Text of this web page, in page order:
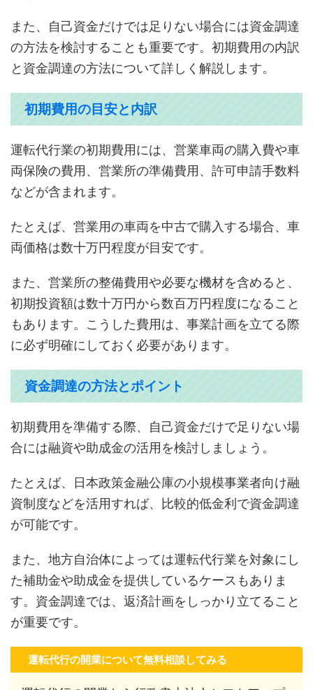
また、自己資金だけでは足りない場合には資金調達
の方法を検討することも重要です。初期費用の内訳
と資金調達の方法について詳しく解説します。
初期費用の目安と内訳
運転代行業の初期費用には、営業車両の購入費や車
両保険の費用、営業所の準備費用、許可申請手数料
などが含まれます。
たとえば、営業用の車両を中古で購入する場合、車
両価格は数十万円程度が目安です。
また、営業所の整備費用や必要な機材を含めると、
初期投資額は数十万円から数百万円程度になること
もあります。こうした費用は、事業計画を立てる際
に必ず明確にしておく必要があります。
資金調達の方法とポイント
初期費用を準備する際、自己資金だけで足りない場
合には融資や助成金の活用を検討しましょう。
たとえば、日本政策金融公庫の小規模事業者向け融
資制度などを活用すれば、比較的低金利で資金調達
が可能です。
また、地方自治体によっては運転代行業を対象にし
た補助金や助成金を提供しているケースもありま
す。資金調達では、返済計画をしっかり立てること
が重要です。
運転代行の開業について無料相談してみる